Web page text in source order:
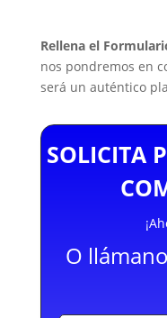
Rellena el
nos pondremos en
será un auténtico
SOLICITA
O